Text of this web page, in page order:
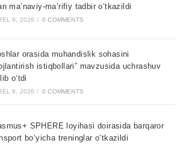
ma’naviy-ma’rifiy tadbir o‘tkazildi
9, 2026 / 0 COMMENTS
orasida muhandislik sohasini
istiqbollari” mavzusida uchrashuv
o‘tdi
8, 2026 / 0 COMMENTS
SPHERE loyihasi doirasida barqaror
bo‘yicha treninglar o‘tkazildi